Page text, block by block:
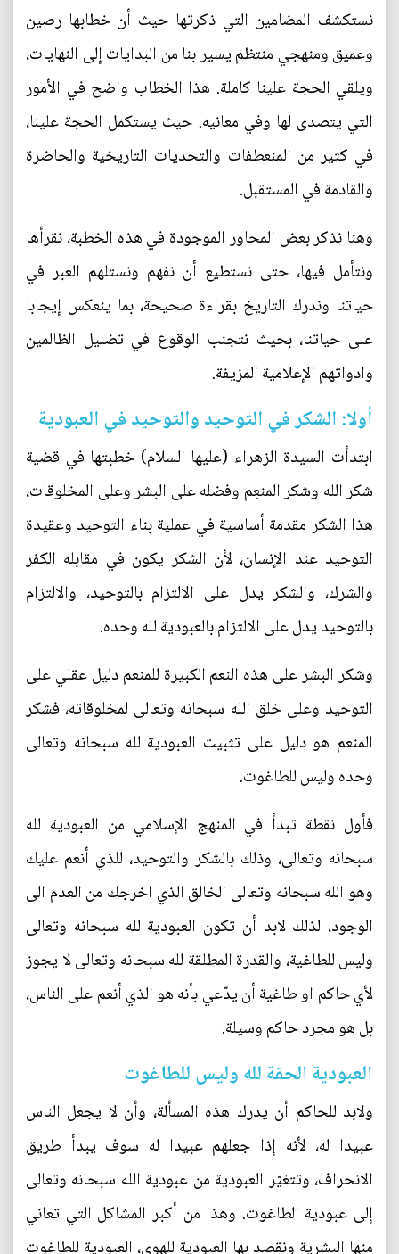
نستكشف المضامين التي ذكرتها حيث أن خطابها رصين
وعميق ومنهجي منتظم يسير بنا من البدايات إلى النهايات،
ويلقي الحجة علينا كاملة. هذا الخطاب واضح في الأمور
التي يتصدى لها وفي معانيه. حيث يستكمل الحجة علينا،
في كثير من المنعطفات والتحديات التاريخية والحاضرة
والقادمة في المستقبل.
وهنا نذكر بعض المحاور الموجودة في هذه الخطبة، نقرأها
ونتأمل فيها، حتى نستطيع أن نفهم ونستلهم العبر في
حياتنا وندرك التاريخ بقراءة صحيحة، بما ينعكس إيجابا
على حياتنا، بحيث نتجنب الوقوع في تضليل الظالمين
وادواتهم الإعلامية المزيفة.
أولا: الشكر في التوحيد والتوحيد في العبودية
ابتدأت السيدة الزهراء (عليها السلام) خطبتها في قضية
شكر الله وشكر المنعِم وفضله على البشر وعلى المخلوقات،
هذا الشكر مقدمة أساسية في عملية بناء التوحيد وعقيدة
التوحيد عند الإنسان، لأن الشكر يكون في مقابله الكفر
والشرك، والشكر يدل على الالتزام بالتوحيد، والالتزام
بالتوحيد يدل على الالتزام بالعبودية لله وحده.
وشكر البشر على هذه النعم الكبيرة للمنعم دليل عقلي على
التوحيد وعلى خلق الله سبحانه وتعالى لمخلوقاته، فشكر
المنعم هو دليل على تثبيت العبودية لله سبحانه وتعالى
وحده وليس للطاغوت.
فأول نقطة تبدأ في المنهج الإسلامي من العبودية لله
سبحانه وتعالى، وذلك بالشكر والتوحيد، للذي أنعم عليك
وهو الله سبحانه وتعالى الخالق الذي اخرجك من العدم الى
الوجود، لذلك لابد أن تكون العبودية لله سبحانه وتعالى
وليس للطاغية، والقدرة المطلقة لله سبحانه وتعالى لا يجوز
لأي حاكم او طاغية أن يدّعي بأنه هو الذي أنعم على الناس،
بل هو مجرد حاكم وسيلة.
العبودية الحقة لله وليس للطاغوت
ولابد للحاكم أن يدرك هذه المسألة، وأن لا يجعل الناس
عبيدا له، لأنه إذا جعلهم عبيدا له سوف يبدأ طريق
الانحراف، وتتغيّر العبودية من عبودية الله سبحانه وتعالى
إلى عبودية الطاغوت. وهذا من أكبر المشاكل التي تعاني